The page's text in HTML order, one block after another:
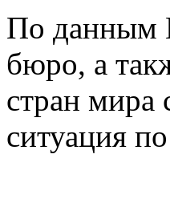
По данным
бюро, а
стран мира
ситуация